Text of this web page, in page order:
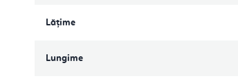
Lățime
Lungime